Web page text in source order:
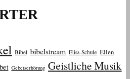
Bibel bibelstream Elisa-Schule Ellen
Gebetserhörung Geistliche Musik